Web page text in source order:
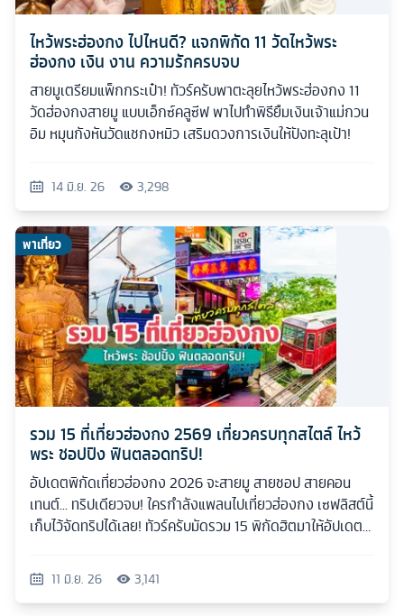
ไหว้พระฮ่องกง ไปไหนดี? แจกพิกัด 11 วัดไหว้พระ
ฮ่องกง เงิน งาน ความรักครบจบ
สายมูเตรียมแพ็กกระเป๋า! ทัวร์ครับพาตะลุยไหว้พระฮ่องกง 11
วัดฮ่องกงสายมู แบบเอ็กซ์คลูซีฟ พาไปทำพิธียืมเงินเจ้าแม่กวน
อิม หมุนกังหันวัดแชกงหมิว เสริมดวงการเงินให้ปังทะลุเป้า!
14 มิ.ย. 26 3,298
พาเที่ยว
รวม 15 ที่เที่ยวฮ่องกง 2569 เที่ยวครบทุกสไตล์ ไหว้
พระ ชอปปิง ฟินตลอดทริป!
อัปเดตพิกัดเที่ยวฮ่องกง 2026 จะสายมู สายชอป สายคอน
เทนต์... ทริปเดียวจบ! ใครกำลังแพลนไปเที่ยวฮ่องกง เซฟลิสต์นี้
เก็บไว้จัดทริปได้เลย! ทัวร์ครับมัดรวม 15 พิกัดฮิตมาให้อัปเดต
11 มิ.ย. 26 3,141